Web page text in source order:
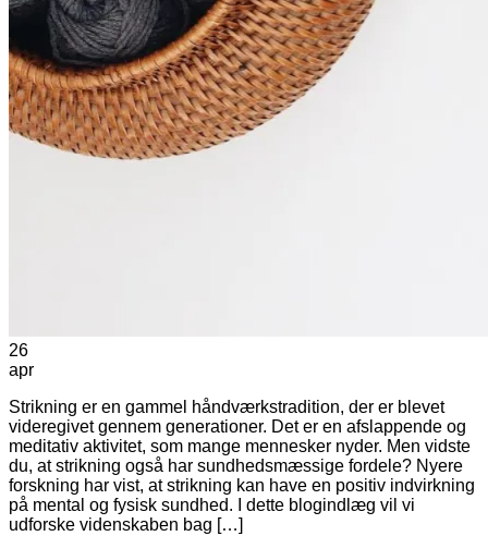
26
apr
Strikning er en gammel håndværkstradition, der er blevet
videregivet gennem generationer. Det er en afslappende og
meditativ aktivitet, som mange mennesker nyder. Men vidste
du, at strikning også har sundhedsmæssige fordele? Nyere
forskning har vist, at strikning kan have en positiv indvirkning
på mental og fysisk sundhed. I dette blogindlæg vil vi
udforske videnskaben bag […]